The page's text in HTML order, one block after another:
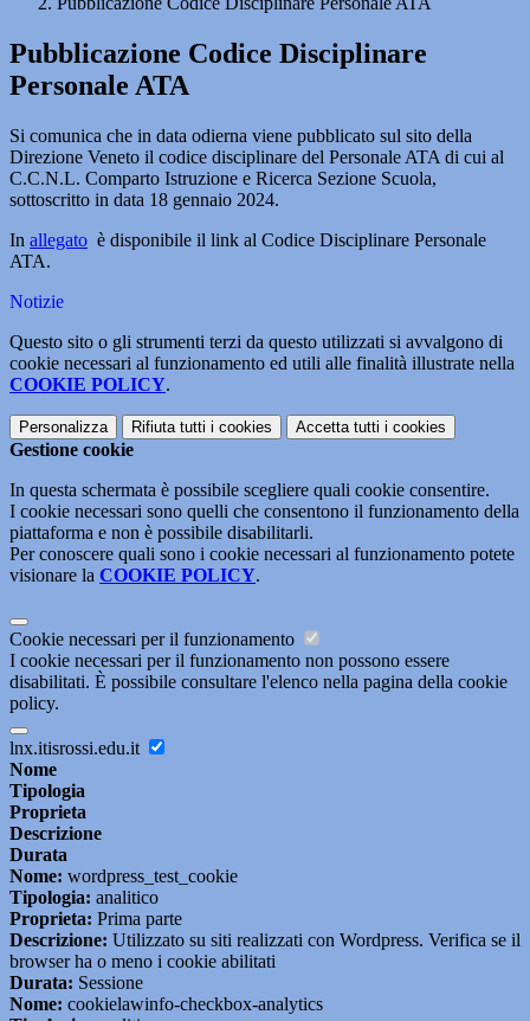
Pubblicazione Codice Disciplinare
Personale ATA
Si comunica che in data odierna viene pubblicato sul sito della
Direzione Veneto il codice disciplinare del Personale ATA di cui al
C.C.N.L. Comparto Istruzione e Ricerca Sezione Scuola,
sottoscritto in data 18 gennaio 2024.
In allegato è disponibile il link al Codice Disciplinare Personale
ATA.
Notizie
Questo sito o gli strumenti terzi da questo utilizzati si avvalgono di
cookie necessari al funzionamento ed utili alle finalità illustrate nella
COOKIE POLICY.
Personalizza Rifiuta tutti i cookies Accetta tutti i cookies
Gestione cookie
In questa schermata è possibile scegliere quali cookie consentire.
I cookie necessari sono quelli che consentono il funzionamento della
piattaforma e non è possibile disabilitarli.
Per conoscere quali sono i cookie necessari al funzionamento potete
visionare la COOKIE POLICY.
Cookie necessari per il funzionamento
I cookie necessari per il funzionamento non possono essere
disabilitati. È possibile consultare l'elenco nella pagina della cookie
policy.
lnx.itisrossi.edu.it
Nome
Tipologia
Proprieta
Descrizione
Durata
Nome: wordpress_test_cookie
Tipologia: analitico
Proprieta: Prima parte
Descrizione: Utilizzato su siti realizzati con Wordpress. Verifica se il
browser ha o meno i cookie abilitati
Durata: Sessione
Nome: cookielawinfo-checkbox-analytics